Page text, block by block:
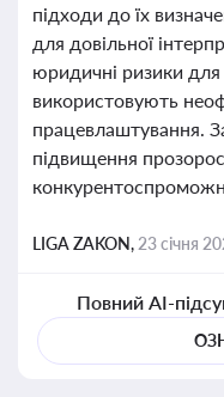
підходи до їх
для довільної
юридичні ризики для
використовують
працевлаштування.
підвищення
LIGA ZAKON, 23 січня
Повний AI-